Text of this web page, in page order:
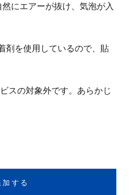
にエアーが抜け、気泡が入
を使用しているので、貼
スの対象外です。あらかじ
する